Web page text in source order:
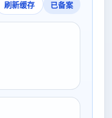
刷新缓存 已备案